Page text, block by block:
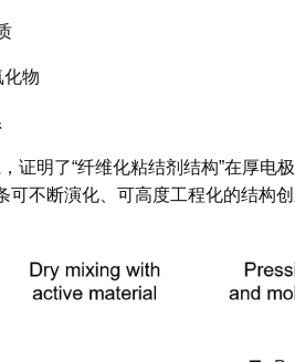
物
证明了“纤维化粘结剂结构”在厚电
不断演化、可高度工程化的结构